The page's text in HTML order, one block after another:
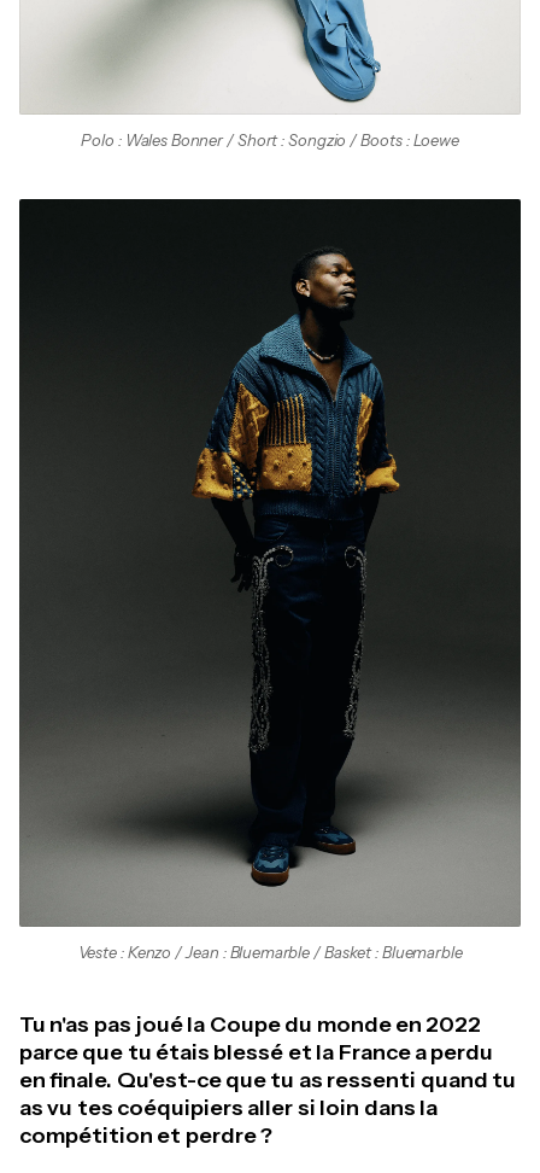
Polo : Wales Bonner / Short : Songzio / Boots : Loewe
Veste : Kenzo / Jean : Bluemarble / Basket : Bluemarble
Tu n'as pas joué la Coupe du monde en 2022
parce que tu étais blessé et la France a perdu
en finale. Qu'est-ce que tu as ressenti quand tu
as vu tes coéquipiers aller si loin dans la
compétition et perdre ?